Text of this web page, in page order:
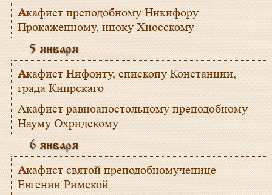
Акафист преподобному Никифору
Прокаженному, иноку Хиосскому
5 января
Акафист Нифонту, епископу Констанции,
града Кипрскаго
Науму Охридскому
6 января
Акафист святой преподобномученице
Евгении Римской